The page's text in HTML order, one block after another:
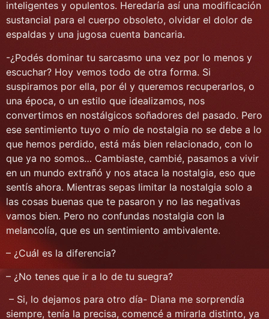
inteligentes y opulentos. Heredaría así una modificación
sustancial para el cuerpo obsoleto, olvidar el dolor de
espaldas y una jugosa cuenta bancaria.
-¿Podés dominar tu sarcasmo una vez por lo menos y
escuchar? Hoy vemos todo de otra forma. Si
suspiramos por ella, por él y queremos recuperarlos, o
una época, o un estilo que idealizamos, nos
convertimos en nostálgicos soñadores del pasado. Pero
ese sentimiento tuyo o mío de nostalgia no se debe a lo
que hemos perdido, está más bien relacionado, con lo
que ya no somos… Cambiaste, cambié, pasamos a vivir
en un mundo extrañó y nos ataca la nostalgia, eso que
sentís ahora. Mientras sepas limitar la nostalgia solo a
las cosas buenas que te pasaron y no las negativas
vamos bien. Pero no confundas nostalgia con la
melancolía, que es un sentimiento ambivalente.
– ¿Cuál es la diferencia?
– ¿No tenes que ir a lo de tu suegra?
– Si, lo dejamos para otro día- Diana me sorprendía
siempre, tenía la precisa, comencé a mirarla distinto, ya